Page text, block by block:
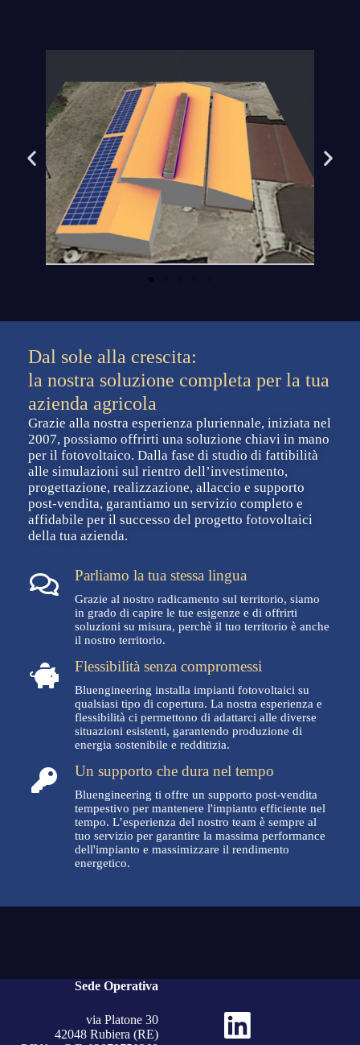
Dal sole alla crescita:
la nostra soluzione completa per la tua
azienda agricola
Grazie alla nostra esperienza pluriennale, iniziata nel
2007, possiamo offrirti una soluzione chiavi in mano
per il fotovoltaico. Dalla fase di studio di fattibilità
alle simulazioni sul rientro dell’investimento,
progettazione, realizzazione, allaccio e supporto
post-vendita, garantiamo un servizio completo e
affidabile per il successo del progetto fotovoltaici
della tua azienda.
Parliamo la tua stessa lingua
Grazie al nostro radicamento sul territorio, siamo
in grado di capire le tue esigenze e di offrirti
soluzioni su misura, perchè il tuo territorio è anche
il nostro territorio.
Flessibilità senza compromessi
Bluengineering installa impianti fotovoltaici su
qualsiasi tipo di copertura. La nostra esperienza e
flessibilità ci permettono di adattarci alle diverse
situazioni esistenti, garantendo produzione di
energia sostenibile e redditizia.
Un supporto che dura nel tempo
Bluengineering ti offre un supporto post-vendita
tempestivo per mantenere l'impianto efficiente nel
tempo. L’esperienza del nostro team è sempre al
tuo servizio per garantire la massima performance
dell'impianto e massimizzare il rendimento
energetico.
Sede Operativa
via Platone 30
42048 Rubiera (RE)